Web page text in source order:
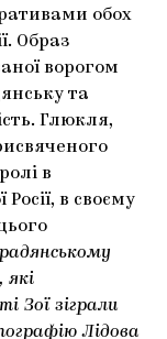
обох
Образ
ворогом
та
Глюкля,
в
в своєму
які
Зої зіграли
Лідова